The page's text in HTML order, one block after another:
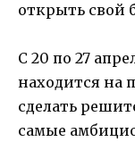
открыть свой
С 20 по 27
находится на
сделать
самые